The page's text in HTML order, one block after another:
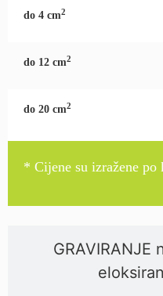
GRAVIRANJE
do 4 cm2
do 12 cm2
do 20 cm2
* Cijene su izražene po